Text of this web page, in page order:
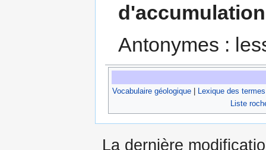
d'accumulation
Antonymes :
Vocabulaire géologique
Lexique des
Liste
La dernière